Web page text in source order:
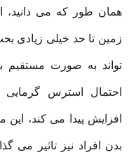
همان طور که می دانید،
زمین تا حد خیلی زیادی
تواند به صورت مستقیم
احتمال استرس
افزایش پیدا می کند،
بدن افراد نیز تاثیر می